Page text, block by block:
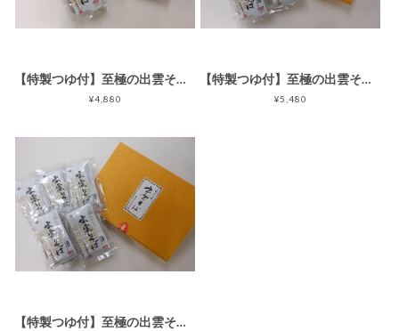
【特製つゆ付】至極の出雲そば6食セット
¥4,880
【特製つゆ付】至極の出雲そば8食セット
¥5,480
【特製つゆ付】至極の出雲そば10食セット